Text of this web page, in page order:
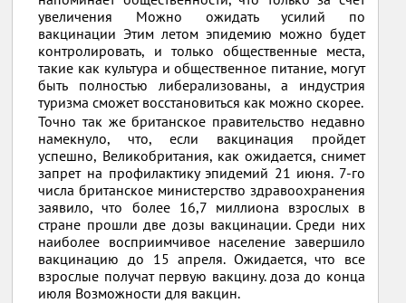
увеличения Можно ожидать усилий по
вакцинации Этим летом эпидемию можно будет
контролировать, и только общественные места,
такие как культура и общественное питание, могут
быть полностью либерализованы, а индустрия
туризма сможет восстановиться как можно скорее.
Точно так же британское правительство недавно
намекнуло, что, если вакцинация пройдет
успешно, Великобритания, как ожидается, снимет
запрет на профилактику эпидемий 21 июня. 7-го
числа британское министерство здравоохранения
заявило, что более 16,7 миллиона взрослых в
стране прошли две дозы вакцинации. Среди них
наиболее восприимчивое население завершило
вакцинацию до 15 апреля. Ожидается, что все
взрослые получат первую вакцину. доза до конца
июля Возможности для вакцин.